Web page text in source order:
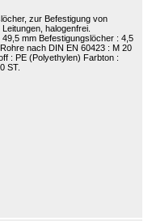
zur Befestigung von
halogenfrei.
mm Befestigungslöcher : 4,5
nach DIN EN 60423 : M 20
: PE (Polyethylen) Farbton :
ST.